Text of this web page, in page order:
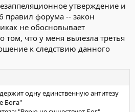
утверждение и
правил форума -- закон
не обосновывает
том, что у меня вылезла третья
к следствию данного
одну единственную антитезу
Бога"